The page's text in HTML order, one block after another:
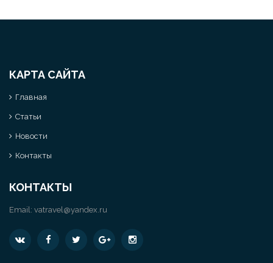
КАРТА САЙТА
Главная
Статьи
Новости
Контакты
КОНТАКТЫ
Email: vatravel@yandex.ru